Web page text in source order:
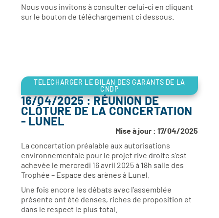
Nous vous invitons à consulter celui-ci en cliquant
sur le bouton de téléchargement ci dessous.
TELECHARGER LE BILAN DES GARANTS DE LA
CNDP
16/04/2025 : RÉUNION DE
CLÔTURE DE LA CONCERTATION
- LUNEL
Mise à jour : 17/04/2025
La concertation préalable aux autorisations
environnementale pour le projet rive droite s’est
achevée le mercredi 16 avril 2025 à 18h salle des
Trophée – Espace des arènes à Lunel.
Une fois encore les débats avec l’assemblée
présente ont été denses, riches de proposition et
dans le respect le plus total.